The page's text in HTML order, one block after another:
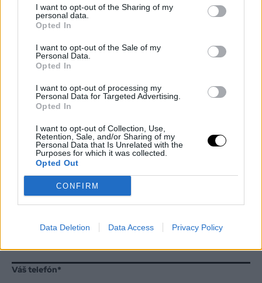
I want to opt-out of the Sharing of my
personal data.
Opted In
I want to opt-out of the Sale of my
Personal Data.
Opted In
I want to opt-out of processing my
Personal Data for Targeted Advertising.
Opted In
I want to opt-out of Collection, Use,
Retention, Sale, and/or Sharing of my
Personal Data that Is Unrelated with the
Purposes for which it was collected.
Opted Out
CONFIRM
Data Deletion Data Access Privacy Policy
Máte záujem o podobný
projekt?
Vaše meno*
Váš telefón*